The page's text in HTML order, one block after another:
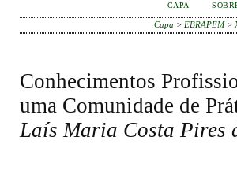
CAPA
Capa > EBRAPEM>
Conhecimentos
uma Comunidade de
Laís Maria Costa Pires